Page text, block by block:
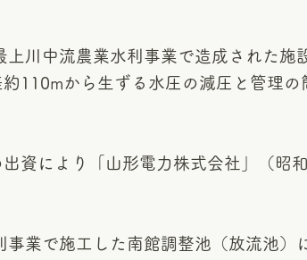
川中流農業水利事業で造成された施
110mから生ずる水圧の減圧と管理
資により「山形電力株式会社」（昭
業で施工した南館調整池（放流池）